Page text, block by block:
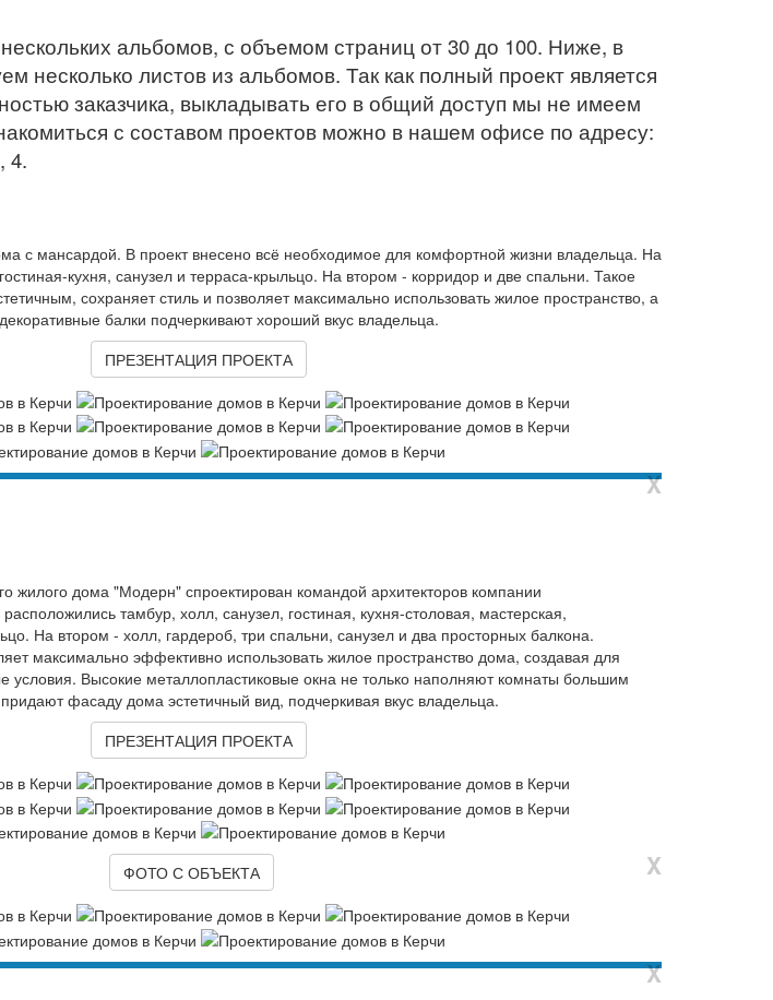
альбомов, с объемом страниц от 30 до 100. Ниже, в
несколько листов из альбомов. Так как полный проект является
заказчика, выкладывать его в общий доступ мы не имеем
с составом проектов можно в нашем офисе по адресу:
4.
с мансардой. В проект внесено всё необходимое для комфортной жизни владельца. На
кухня, санузел и терраса-крыльцо. На втором - корридор и две спальни. Такое
сохраняет стиль и позволяет максимально использовать жилое пространство, а
балки подчеркивают хороший вкус владельца.
ПРЕЗЕНТАЦИЯ ПРОЕКТА
X
жилого дома "Модерн" спроектирован командой архитекторов компании
тамбур, холл, санузел, гостиная, кухня-столовая, мастерская,
На втором - холл, гардероб, три спальни, санузел и два просторных балкона.
максимально эффективно использовать жилое пространство дома, создавая для
условия. Высокие металлопластиковые окна не только наполняют комнаты большим
фасаду дома эстетичный вид, подчеркивая вкус владельца.
ПРЕЗЕНТАЦИЯ ПРОЕКТА
X
ФОТО С ОБЪЕКТА
X